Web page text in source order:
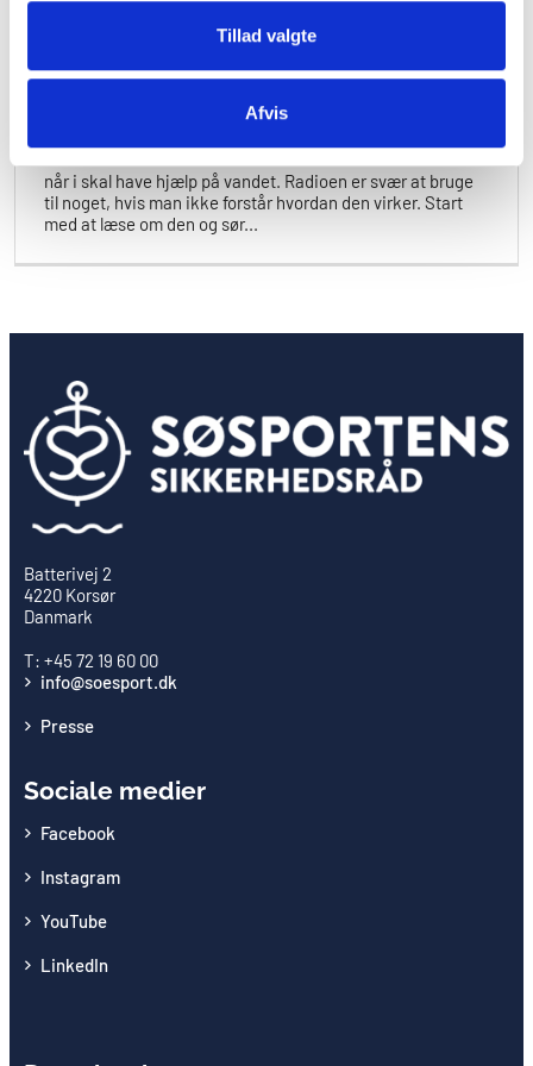
Tillad valgte
Afvis
VHF radio og DSC
når i skal have hjælp på vandet. Radioen er svær at bruge
til noget, hvis man ikke forstår hvordan den virker. Start
med at læse om den og sør...
Batterivej 2
4220 Korsør
Danmark
T: +45 72 19 60 00
info@soesport.dk
Presse
Sociale medier
Facebook
Instagram
YouTube
LinkedIn